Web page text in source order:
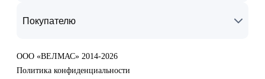
Покупателю
ООО «ВЕЛМАС» 2014-2026
Политика конфиденциальности